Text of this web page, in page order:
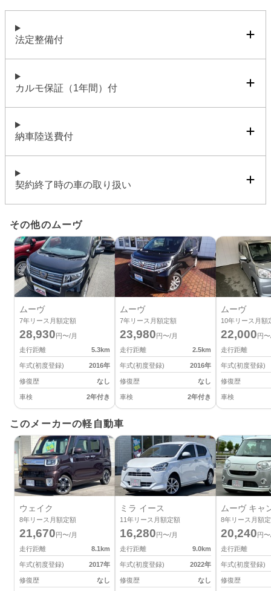
法定整備付
カルモ保証（1年間）付
納車陸送費付
契約終了時の車の取り扱い
その他のムーヴ
ムーヴ
7年リース月額定額
28,930円〜/月
走行距離
5.3km
年式(初度登録) 2016年
修復歴 なし
車検 2年付き
ムーヴ
7年リース月額定額
23,980円〜/月
走行距離
2.5km
年式(初度登録) 2016年
修復歴 なし
車検 2年付き
ムーヴ
10年リース月額
22,000円
走行距離
年式(初度登録)
修復歴
車検
このメーカーの軽自動車
ウェイク
8年リース月額定額
21,670円〜/月
走行距離
8.1km
年式(初度登録) 2017年
修復歴 なし
ミラ イース
11年リース月額定額
16,280円〜/月
走行距離
9.0km
年式(初度登録) 2022年
修復歴 なし
ムーヴ キャ
8年リース月額
20,240円
走行距離
年式(初度登録)
修復歴